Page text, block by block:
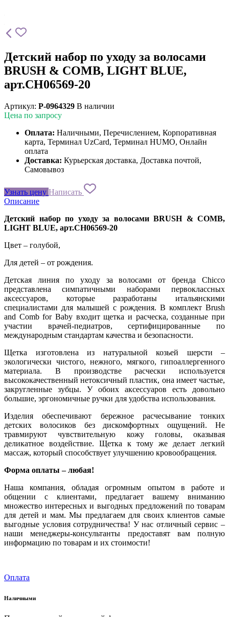
Детский набор по уходу за волосами
BRUSH & COMB, LIGHT BLUE,
арт.CH06569-20
Артикул: P-0964329 В наличии
Цена по запросу
Оплата: Наличными, Перечислением, Корпоративная
карта, Терминал UzCard, Терминал HUMO, Онлайн
оплата
Доставка: Курьерская доставка, Доставка почтой,
Самовывоз
Узнать цену Написать
Описание
Детский набор по уходу за волосами BRUSH & COMB,
LIGHT BLUE, арт.CH06569-20
Цвет – голубой,
Для детей – от рождения.
Детская линия по уходу за волосами от бренда Chicco
представлена симпатичными наборами первоклассных
аксессуаров, которые разработаны итальянскими
специалистами для малышей с рождения. В комплект Brush
and Comb for Baby входит щетка и расческа, созданные при
участии врачей-педиатров, сертифицированные по
международным стандартам качества и безопасности.
Щетка изготовлена из натуральной козьей шерсти –
экологически чистого, нежного, мягкого, гипоаллергенного
материала. В производстве расчески используется
высококачественный нетоксичный пластик, она имеет частые,
закругленные зубцы. У обоих аксессуаров есть довольно
большие, эргономичные ручки для удобства использования.
Изделия обеспечивают бережное расчесывание тонких
детских волосиков без дискомфортных ощущений. Не
травмируют чувствительную кожу головы, оказывая
деликатное воздействие. Щетка к тому же делает легкий
массаж, который способствует улучшению кровообращения.
Форма оплаты – любая!
Наша компания, обладая огромным опытом в работе и
общении с клиентами, предлагает вашему вниманию
множество интересных и выгодных предложений по товарам
для детей и мам. Мы предлагаем для своих клиентов самые
выгодные условия сотрудничества! У нас отличный сервис –
наши менеджеры-консультанты предоставят вам полную
информацию по товарам и их стоимости!
Оплата
Наличными